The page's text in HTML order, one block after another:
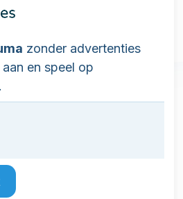
zonder advertenties
en speel op
.